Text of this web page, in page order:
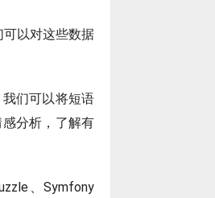
以对这些数据
们可以将短语
分析，了解有
、Symfony